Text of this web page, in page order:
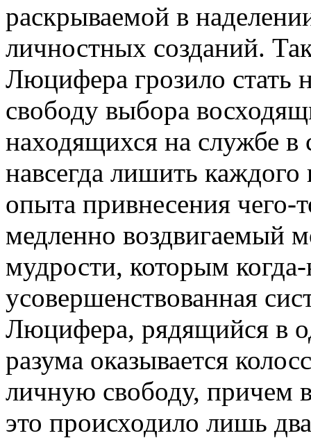
раскрываемой в
личностных созданий.
Люцифера грозило стать
свободу выбора
находящихся на службе в
навсегда лишить
опыта привнесения чего-
медленно воздвигаемый
мудрости, которым когда-
усовершенствованная
Люцифера, рядящийся в
разума оказывается
личную свободу, причем
это происходило лишь